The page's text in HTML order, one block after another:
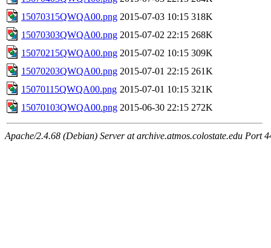
15070315QWQA00.png 2015-07-03 10:15 318K
15070303QWQA00.png 2015-07-02 22:15 268K
15070215QWQA00.png 2015-07-02 10:15 309K
15070203QWQA00.png 2015-07-01 22:15 261K
15070115QWQA00.png 2015-07-01 10:15 321K
15070103QWQA00.png 2015-06-30 22:15 272K
Apache/2.4.68 (Debian) Server at archive.atmos.colostate.edu Port